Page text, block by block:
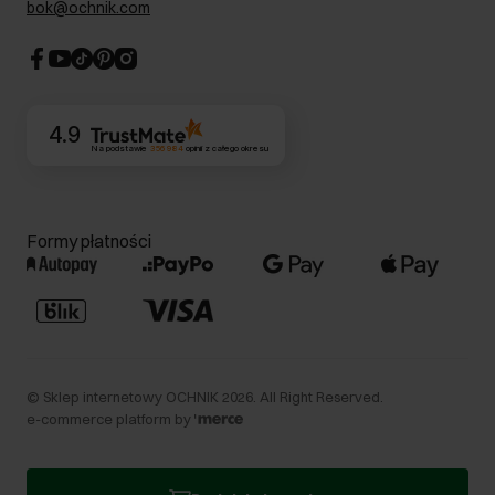
CSR
bok@ochnik.com
4.9
Na podstawie 356 984opinii z całego okresu
Formy płatności
© Sklep internetowy OCHNIK 2026 . All Right Reserved.
e-commerce platform by